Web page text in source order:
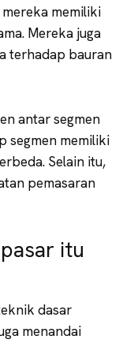
mereka memiliki
Mereka juga
terhadap bauran
antar segmen
segmen memiliki
Selain itu,
pemasaran
itu
dasar
menandai